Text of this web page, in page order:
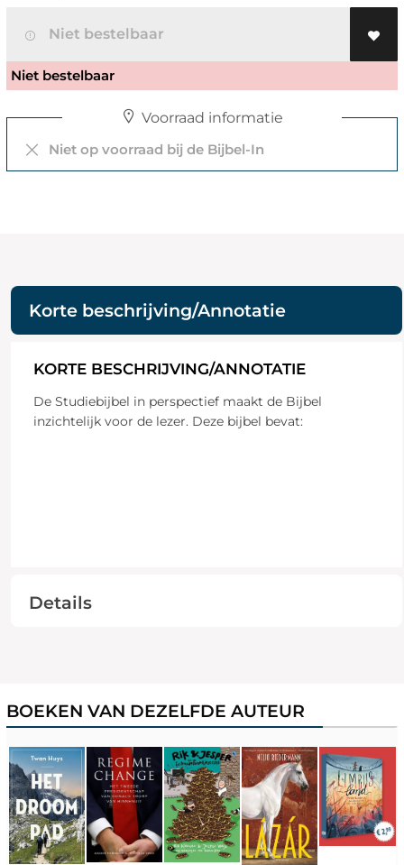
Niet bestelbaar
Niet bestelbaar
Voorraad informatie
Niet op voorraad bij de Bijbel-In
Korte beschrijving/Annotatie
KORTE BESCHRIJVING/ANNOTATIE
De Studiebijbel in perspectief maakt de Bijbel
inzichtelijk voor de lezer. Deze bijbel bevat:
Details
BOEKEN VAN DEZELFDE AUTEUR